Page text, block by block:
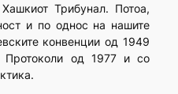
Трибунал. Потоа,
и по однос на нашите
конвенции од 1949
Прото­коли од 1977 и со